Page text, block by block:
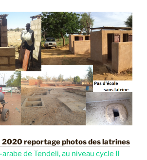
2020 reportage photos des latrines
de Tendeli, au niveau cycle II